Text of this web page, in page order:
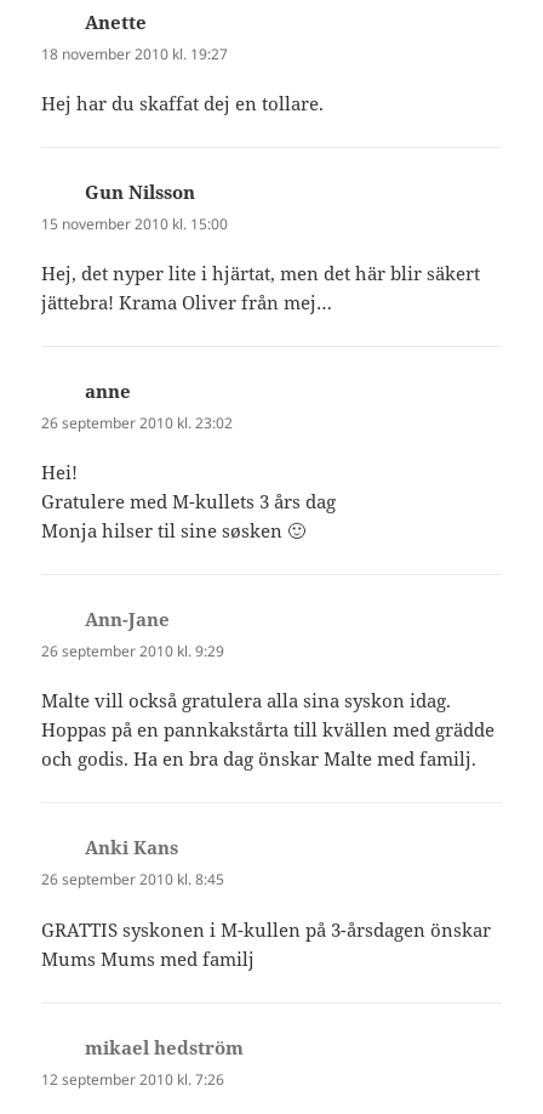
Anette
18 november 2010 kl. 19:27
Hej har du skaffat dej en tollare.
Gun Nilsson
15 november 2010 kl. 15:00
Hej, det nyper lite i hjärtat, men det här blir säkert
jättebra! Krama Oliver från mej…
anne
26 september 2010 kl. 23:02
Hei!
Gratulere med M-kullets 3 års dag
Monja hilser til sine søsken 🙂
Ann-Jane
26 september 2010 kl. 9:29
Malte vill också gratulera alla sina syskon idag.
Hoppas på en pannkakstårta till kvällen med grädde
och godis. Ha en bra dag önskar Malte med familj.
Anki Kans
26 september 2010 kl. 8:45
GRATTIS syskonen i M-kullen på 3-årsdagen önskar
Mums Mums med familj
mikael hedström
12 september 2010 kl. 7:26